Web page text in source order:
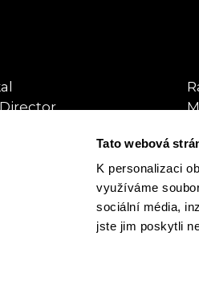
Tato webová
K personalizaci
využíváme
sociální média,
jste jim poskytli